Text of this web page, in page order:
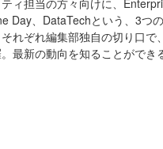
ィ担当の方々向けに、
Day、DataTechという、3つ
れぞれ編集部独自の切り口で
最新の動向を知ることができ